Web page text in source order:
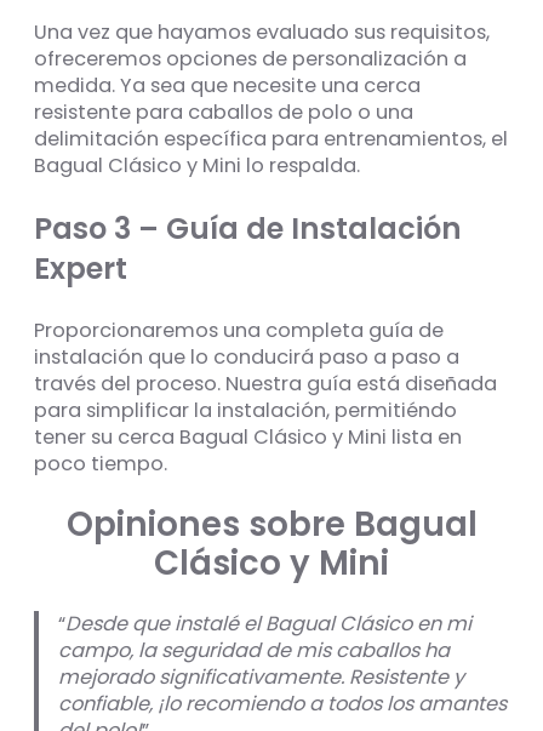
Una vez que hayamos evaluado sus requisitos,
ofreceremos opciones de personalización a
medida. Ya sea que necesite una cerca
resistente para caballos de polo o una
delimitación específica para entrenamientos, el
Bagual Clásico y Mini lo respalda.
Paso 3 – Guía de Instalación
Expert
Proporcionaremos una completa guía de
instalación que lo conducirá paso a paso a
través del proceso. Nuestra guía está diseñada
para simplificar la instalación, permitiéndo
tener su cerca Bagual Clásico y Mini lista en
poco tiempo.
Opiniones sobre Bagual
Clásico y Mini
“Desde que instalé el Bagual Clásico en mi
campo, la seguridad de mis caballos ha
mejorado significativamente. Resistente y
confiable, ¡lo recomiendo a todos los amantes